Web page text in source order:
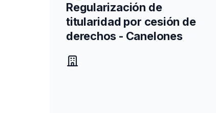
Regularización de
titularidad por cesión de
derechos - Canelones